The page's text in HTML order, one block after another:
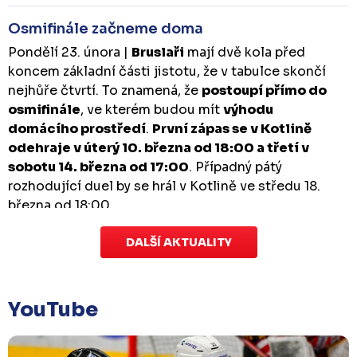
Osmifinále začneme doma
Pondělí 23. února | Bruslaři mají dvě kola před
koncem základní části jistotu, že v tabulce skončí
nejhůře čtvrtí. To znamená, že postoupí přímo do
osmifinále, ve kterém budou mítvýhodu
domácího prostředí. První zápas se v Kotlině
odehraje v úterý 10. března od 18:00 a třetí v
sobotu 14. března od 17:00. Případný pátý
rozhodující duel by se hrál v Kotlině ve středu 18.
března od 18:00.
Zápas dorostu je odložen
které se mělo odehrát v pátek 30. ledna ve 14:15,
odloženo!Odehraje se v náhradním termínu, o
kterém se bude jednat.
DALŠÍ AKTUALITY
YouTube